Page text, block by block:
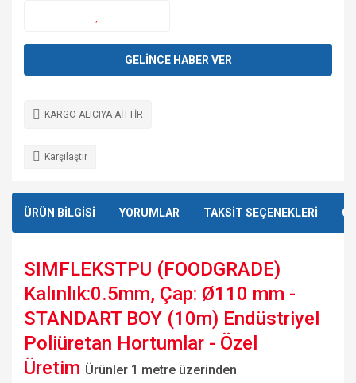
GELİNCE HABER VER
KARGO ALICIYA AİTTİR
Karşılaştır
ÜRÜN BİLGİSİ YORUMLAR TAKSİT SEÇENEKLERİ
SIMFLEKSTPU (FOODGRADE)
Kalınlık:0.5mm, Çap: Ø110 mm -
STANDART BOY (10m) Endüstriyel
Poliüretan Hortumlar - Özel
Üretim Ürünler 1 metre üzerinden